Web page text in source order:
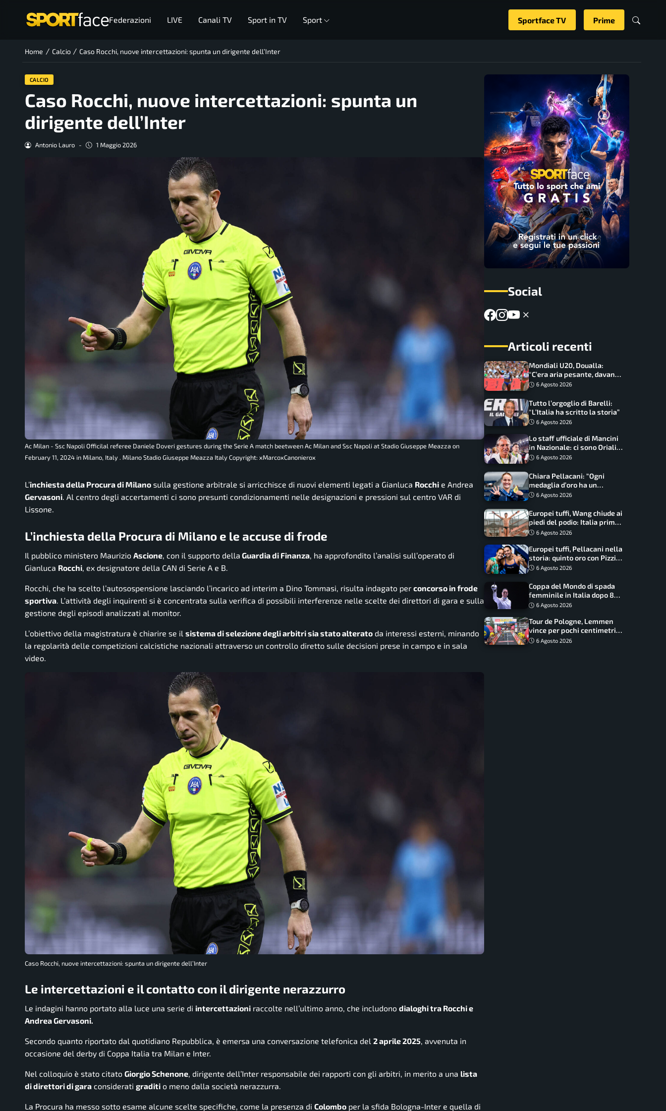
Federazioni LIVE Canali TV Sport in TV Sport Sportface TV Prime
Home / Calcio / Caso Rocchi, nuove intercettazioni: spunta un dirigente dell’Inter
CALCIO
Caso Rocchi, nuove intercettazioni: spunta un
dirigente dell’Inter
Antonio Lauro - 1 Maggio 2026
Ac Milan - Ssc Napoli Officilal referee Daniele Doveri gestures during the Serie A match beetween Ac Milan and Ssc Napoli at Stadio Giuseppe Meazza on
February 11, 2024 in Milano, Italy . Milano Stadio Giuseppe Meazza Italy Copyright: xMarcoxCanonierox
L’inchiesta della Procura di Milano sulla gestione arbitrale si arricchisce di nuovi elementi legati a Gianluca Rocchi e Andrea
Gervasoni . Al centro degli accertamenti ci sono presunti condizionamenti nelle designazioni e pressioni sul centro VAR di
Lissone.
L’inchiesta della Procura di Milano e le accuse di frode
Il pubblico ministero Maurizio Ascione, con il supporto della Guardia di Finanza, ha approfondito l’analisi sull’operato di
Gianluca Rocchi, ex designatore della CAN di Serie A e B.
Rocchi, che ha scelto l’autosospensione lasciando l’incarico ad interim a Dino Tommasi, risulta indagato per concorso in frode
sportiva. L’attività degli inquirenti si è concentrata sulla verifica di possibili interferenze nelle scelte dei direttori di gara e sulla
gestione degli episodi analizzati al monitor.
L’obiettivo della magistratura è chiarire se il sistema di selezione degli arbitri sia stato alterato da interessi esterni, minando
la regolarità delle competizioni calcistiche nazionali attraverso un controllo diretto sulle decisioni prese in campo e in sala
video.
Caso Rocchi, nuove intercettazioni: spunta un dirigente dell’Inter
Le intercettazioni e il contatto con il dirigente nerazzurro
Le indagini hanno portato alla luce una serie di intercettazioni raccolte nell’ultimo anno, che includono dialoghi tra Rocchi e
Andrea Gervasoni.
Secondo quanto riportato dal quotidiano Repubblica, è emersa una conversazione telefonica del 2 aprile 2025, avvenuta in
occasione del derby di Coppa Italia tra Milan e Inter.
Nel colloquio è stato citato Giorgio Schenone, dirigente dell’Inter responsabile dei rapporti con gli arbitri, in merito a una lista
di direttori di gara considerati graditi o meno dalla società nerazzurra.
La Procura ha messo sotto esame alcune scelte specifiche, come la presenza di Colombo per la sfida Bologna-Inter e quella di
Social
Articoli recenti
Mondiali U20, Doualla:
“C’era aria pesante, davano
le mascherine! Finale? Non
6 Agosto 2026
Tutto l’orgoglio di Barelli:
“L’Italia ha scritto la storia”
6 Agosto 2026
Lo staff ufficiale di Mancini
in Nazionale: ci sono Oriali e
Bonucci, confermato un
6 Agosto 2026
Chiara Pellacani: “Ogni
medaglia d’oro ha un
significato diverso. Ho fatto
6 Agosto 2026
Europei tuffi, Wang chiude ai
piedi del podio: Italia prima
nel medagliere
6 Agosto 2026
Europei tuffi, Pellacani nella
storia: quinto oro con Pizzini
nel sincro da 3 metri
6 Agosto 2026
Coppa del Mondo di spada
femminile in Italia dopo 8
anni, Alberta Santuccio: “Il
frutti”
6 Agosto 2026
Tour de Pologne, Lemmen
vince per pochi centimetri
su Scaroni: maxi-caduta e
6 Agosto 2026